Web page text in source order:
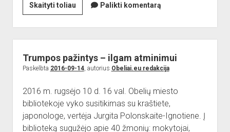
Skaityti toliauArmonikierių
varžytuvės
„Armoniką
tik
paėmiau…”
Palikti komentarą
Trumpos pažintys – ilgam atminimui
Paskelbta 2016-09-14, autorius Obeliai.eu redakcija
2016 m. rugsėjo 10 d. 16 val. Obelių miesto
bibliotekoje vyko susitikimas su kraštiete,
japonologe, vertėja Jurgita Polonskaite-Ignotiene. Į
biblioteką sugužėjo apie 40 žmonių: mokytojai,